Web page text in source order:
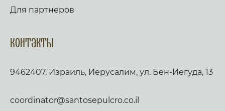
Для партнеров
Контакты
9462407, Израиль, Иерусалим, ул. Бен-Иегуда, 13
coordinator@santosepulcro.co.il